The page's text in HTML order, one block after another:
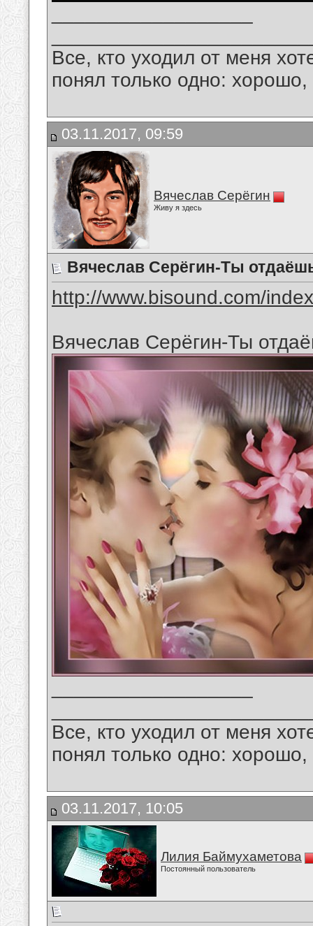
Все, кто уходил от меня
понял только одно:
03.11.2017, 09:59
Вячеслав Серёгин
Живу я здесь
Вячеслав Серёгин-Ты
http://www.bisound.com/
Вячеслав Серёгин-Ты
Все, кто уходил от меня
понял только одно:
03.11.2017, 10:05
Лилия Баймухаметова
Постоянный пользователь